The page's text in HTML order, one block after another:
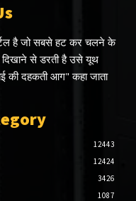
है जो सबसे हट कर चलने के
दिखाने से डरती है उसे यूथ
की दहकती आग" कहा जाता
12443
12424
3426
1087